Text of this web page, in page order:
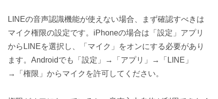
LINEの音声認識機能が使えない場合、まず確認すべきは
マイク権限の設定です。iPhoneの場合は「設定」アプリ
からLINEを選択し、「マイク」をオンにする必要があり
ます。Androidでも「設定」→「アプリ」→「LINE」
→「権限」からマイクを許可してください。